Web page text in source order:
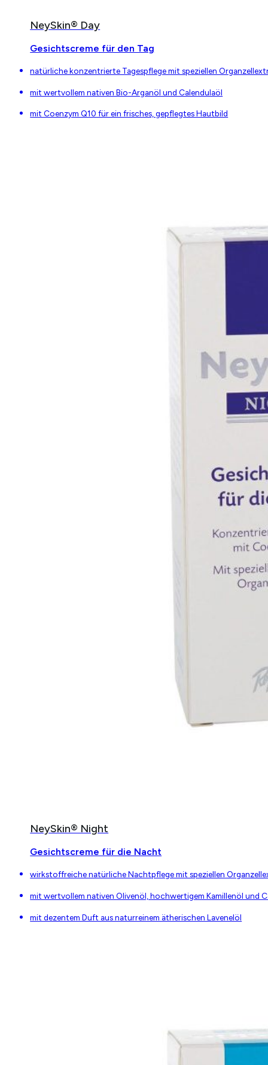
NeySkin® Day
Gesichtscreme für den Tag
natürliche konzentrierte Tagespflege mit speziellen
mit wertvollem nativen Bio-Arganöl und Calendulaöl
mit Coenzym Q10 für ein frisches, gepflegtes Hautbild
NeySkin® Night
Gesichtscreme für die Nacht
wirkstoffreiche natürliche Nachtpflege mit speziellen
mit wertvollem nativen Olivenöl, hochwertigem Kamillenöl und
mit dezentem Duft aus naturreinem ätherischen Lavenelöl